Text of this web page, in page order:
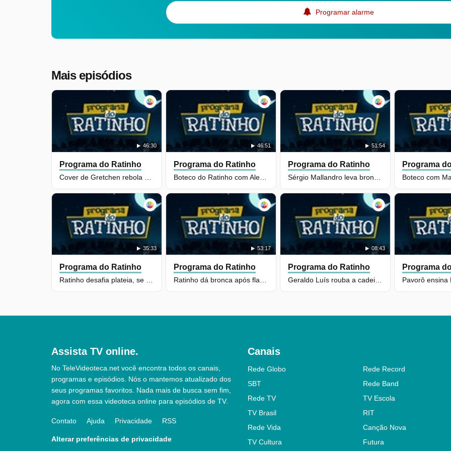
Programar alarme
Mais episódios
46:30
Programa do Ratinho
46:51
Programa do Ratinho
35:33
Programa do Ratinho
53:17
Programa do Ratinho
51:54
Programa do Ratinho Programa
08:43
Programa do Ratinho Programa
Assista TV online.
No TeleVideoteca.net você encontra todos os canais,
programas e episódios. Nós o mantemos atualizado dos
seus programas favoritos. Nada mais de busca sem fim,
agora com essa videoteca online para episódios de TV.
Contato Ajuda Privacidade RSS
Alterar preferências de privacidade
Canais
Rede Globo
Rede Record
SBT
Rede Band
Rede TV
TV Escola
TV Brasil
RIT
Rede Vida
Canção Nova
TV Cultura
Futura